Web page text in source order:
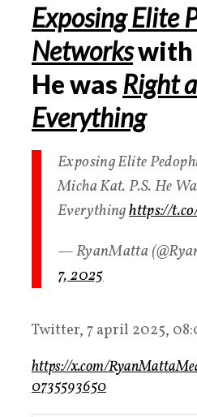
Exposing Elite
Networkswith
He was Right
Everything
Exposing Elite
Micha Kat. P.S. He
Everythinghttps://
— RyanMatta
7, 2025
Twitter, 7 april 2025,
https://x.com/
0735593650